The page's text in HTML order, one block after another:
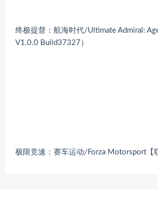
终极提督：航海时代/Ultimate Admiral:
V1.0.0 Build37327）
极限竞速：赛车运动/Forza Motorsport【